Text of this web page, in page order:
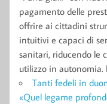
pagamento delle
offrire ai cittadini
intuitivi e capaci di
sanitari, riducendo le
utilizzo in autonomia.
Tanti fedeli in
«Quel legame